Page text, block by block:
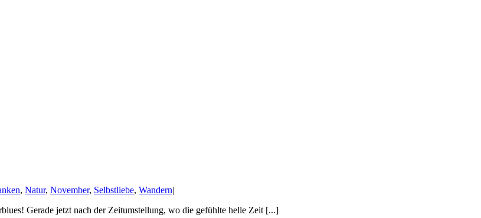
, Natur, November, Selbstliebe, Wandern|
Gerade jetzt nach der Zeitumstellung, wo die gefühlte helle Zeit [...]